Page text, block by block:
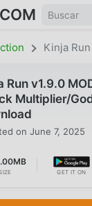
Kinja Run
Run v1.9.0
Multiplier/
on June 7, 2025
GET IT ON